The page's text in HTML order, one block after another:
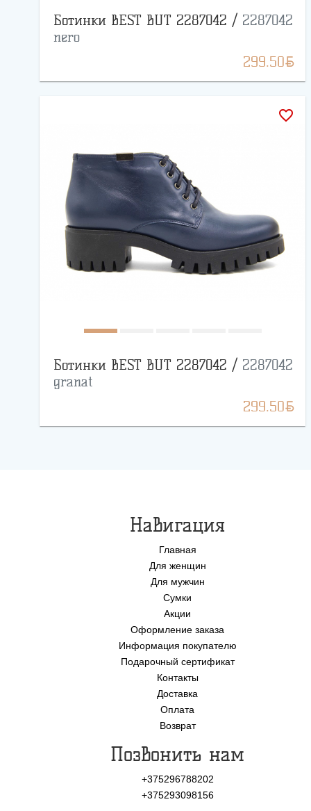
Ботинки BEST BUT 2287042 / 2287042
nero
299.50BYN
favorite_border
Ботинки BEST BUT 2287042 / 2287042
granat
299.50BYN
Навигация
Главная
Для женщин
Для мужчин
Сумки
Акции
Оформление заказа
Информация покупателю
Подарочный сертификат
Контакты
Доставка
Оплата
Возврат
Позвонить нам
+375296788202
+375293098156